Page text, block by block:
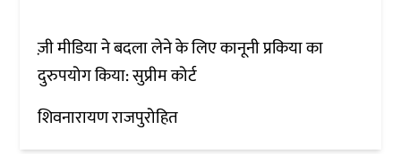
ज़ी मीडिया ने बदला लेने के लिए कानूनी प्रकिया का
दुरुपयोग किया: सुप्रीम कोर्ट
शिवनारायण राजपुरोहित